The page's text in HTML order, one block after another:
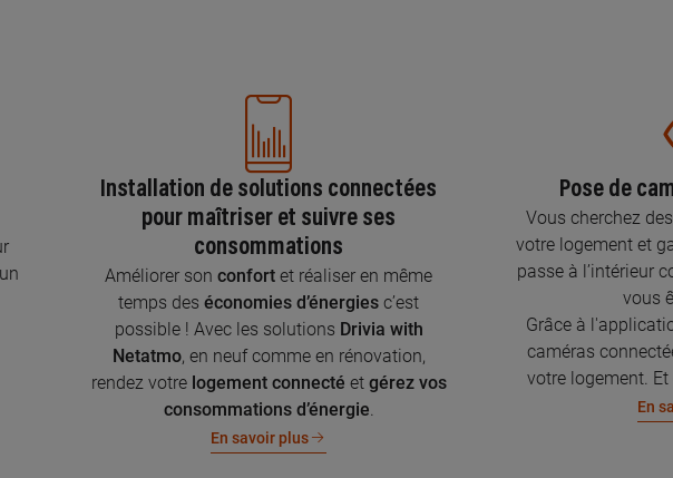
Installation de solutions connectées
pour maîtriser et suivre ses
consommations
Améliorer son confort et réaliser en même
temps des économies d’énergies c’est
possible ! Avec les solutions Drivia with
Netatmo, en neuf comme en rénovation,
rendez votre logement connecté et gérez vos
consommations d’énergie.
En savoir plus
Pose de
Vous cherchez
votre logement et
passe à l’intérieur
vous
Grâce à
caméras
votre logement.
En